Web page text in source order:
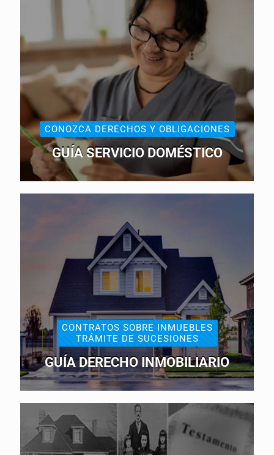
CONOZCA DERECHOS Y OBLIGACIONES
GUÍA SERVICIO DOMÉSTICO
CONTRATOS SOBRE INMUEBLES
TRÁMITE DE SUCESIONES
GUÍA DERECHO INMOBILIARIO